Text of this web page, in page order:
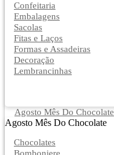
Confeitaria
Embalagens
Sacolas
Fitas e Laços
Formas e Assadeiras
Decoração
Lembrancinhas
Agosto Mês Do Chocolate
Agosto Mês Do Chocolate
Chocolates